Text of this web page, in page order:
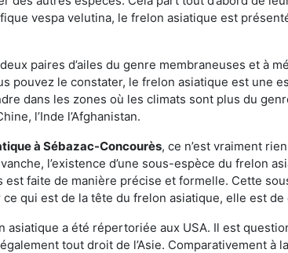
vespa velutina, le frelon asiatique est
paires d’ailes du genre membraneuses et à
pouvez le constater, le frelon asiatique est une
dans les zones où les climats sont plus du
l’Inde l’Afghanistan.
à Sébazac-Concourès, ce n’est vraiment
l’existence d’une sous-espèce du frelon
est faite de manière précise et formelle. Cette
qui est de la tête du frelon asiatique, elle est
a été répertoriée aux USA. Il est
tout droit de l’Asie. Comparativement à